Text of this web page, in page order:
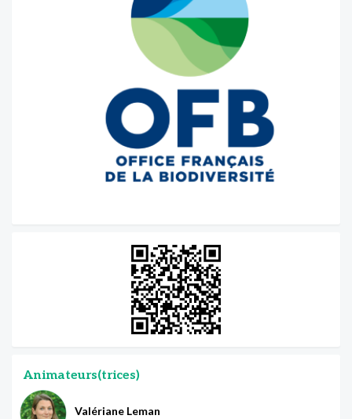
Animateurs(trices)
Valériane Leman